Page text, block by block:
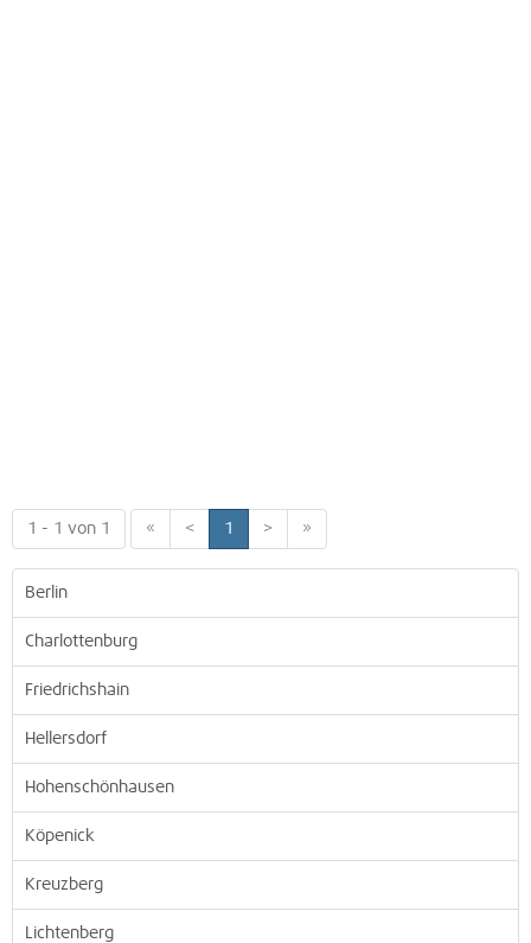
1 - 1 von 1 « < 1 > »
Berlin
Charlottenburg
Friedrichshain
Hellersdorf
Hohenschönhausen
Köpenick
Kreuzberg
Lichtenberg